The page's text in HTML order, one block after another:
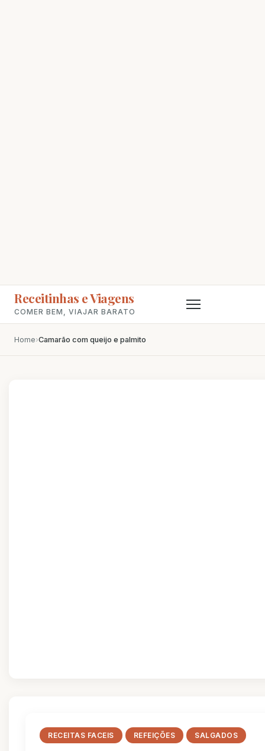
Receitinhas e Viagens
COMER BEM, VIAJAR BARATO
Home›Camarão com queijo e palmito
RECEITAS FACEIS REFEIÇÕES SALGADOS